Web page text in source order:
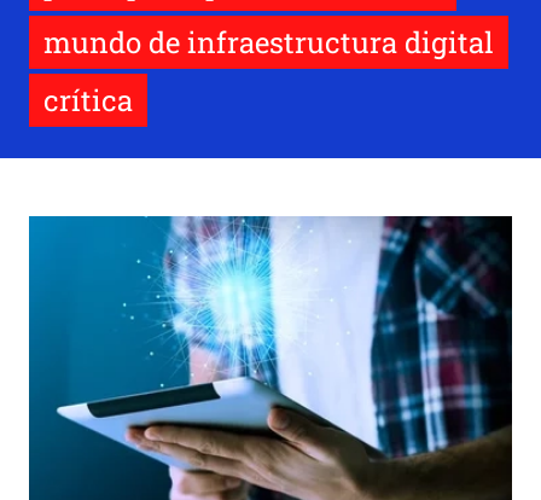
mundo de infraestructura digital
crítica